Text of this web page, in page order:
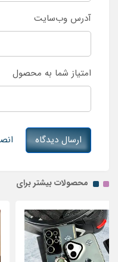
آدرس وب‌سایت
امتیاز شما به محصول
ارسال دیدگاه
محصولات بیشتر برای